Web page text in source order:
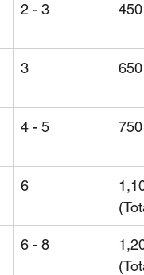
2 - 3
3
4 - 5
6
6 - 8